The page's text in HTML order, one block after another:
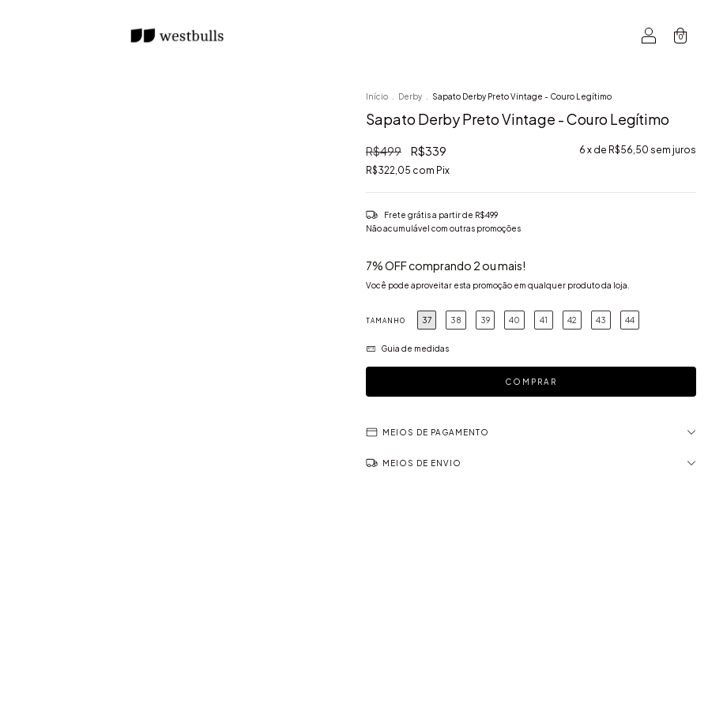
0
Início Derby Sapato Derby Preto Vintage - Couro Legítimo
Sapato Derby Preto Vintage - Couro Legítimo
R$499 R$339
R$322,05 com Pix
6 x de R$56,50 sem juros
Frete grátisa partir de R$499
Não acumulável com outras promoções
7% OFF comprando 2 ou mais!
Você pode aproveitar esta promoção em qualquer produto da loja.
TAMANHO 37 38 39 40 41 42 43 44
Guia de medidas
MEIOS DE PAGAMENTO
MEIOS DE ENVIO